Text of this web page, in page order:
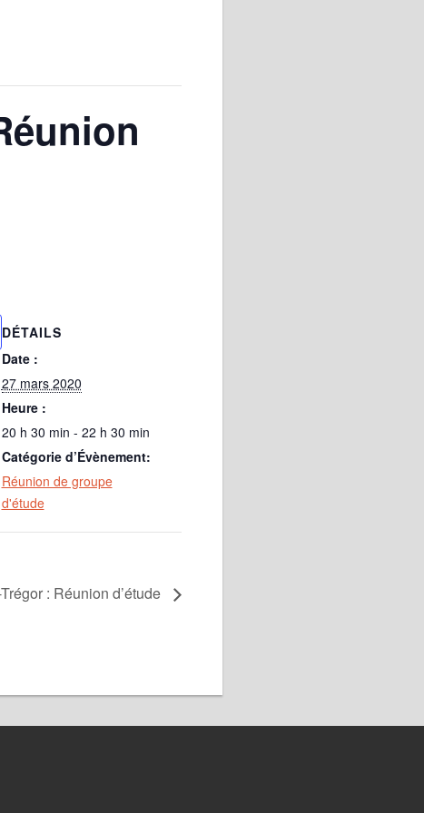
DÉTAILS
Date :
27 mars 2020
Heure :
20 h 30 min - 22 h 30 min
Catégorie d’Évènement:
Réunion de groupe
d'étude
: Réunion d’étude